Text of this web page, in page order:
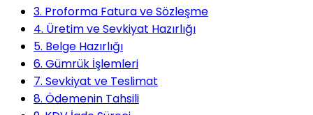
3. Proforma Fatura ve Sözleşme
4. Üretim ve Sevkiyat Hazırlığı
5. Belge Hazırlığı
6. Gümrük İşlemleri
7. Sevkiyat ve Teslimat
8. Ödemenin Tahsili